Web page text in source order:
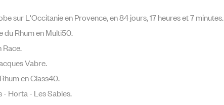
sur L'Occitanie en Provence, en 84 jours, 17 heures et 7 minutes.
du Rhum en Multi50.
Race.
Vabre.
en Class40.
- Horta - Les Sables.